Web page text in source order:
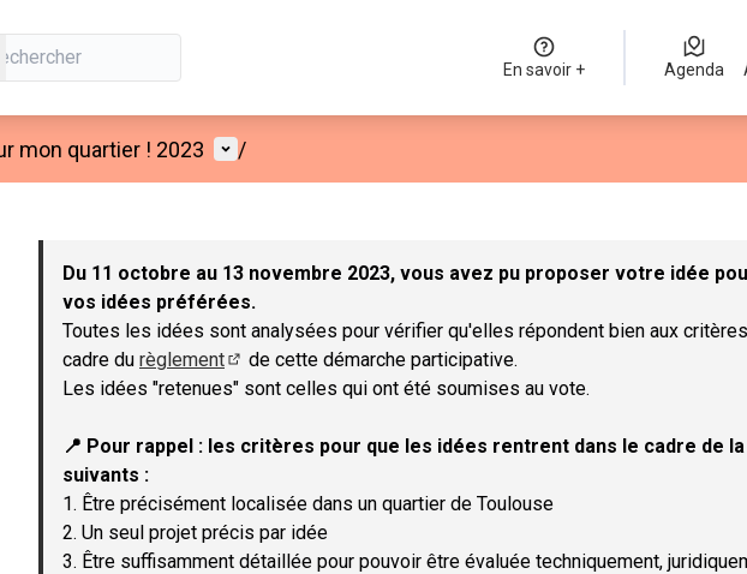
En savoir + Agenda
mon quartier ! 2023 Menu utilisateur
/
la carte
Du 11 octobre au 13 novembre 2023, vous avez pu proposer votre idée
vos idées préférées.
Toutes les idées sont analysées pour vérifier qu'elles répondent bien aux
cadre du règlement
(Lien externe)
de cette démarche participative.
Les idées "retenues" sont celles qui ont été soumises au vote.
📍 Pour rappel : les critères pour que les idées rentrent dans le cadre de
suivants :
1. Être précisément localisée dans un quartier de Toulouse
2. Un seul projet précis par idée
3. Être suffisamment détaillée pour pouvoir être évaluée techniquement,